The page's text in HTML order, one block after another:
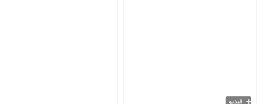
فيديو